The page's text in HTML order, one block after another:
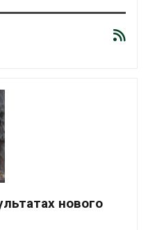
нового